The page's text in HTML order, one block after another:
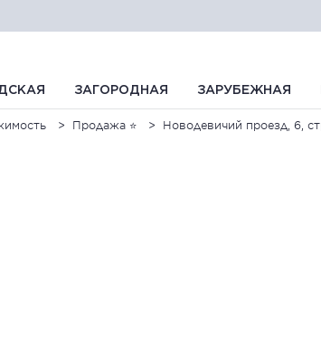
ЗАГОРОДНАЯ ЗАРУБЕЖНАЯ
Продажа ⭐ Новодевичий проезд, 6,